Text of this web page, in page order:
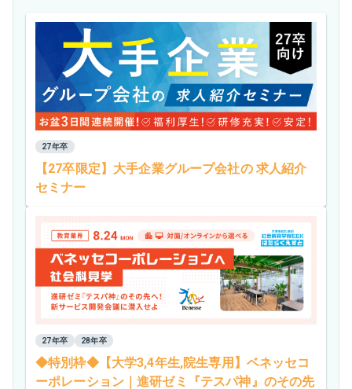
27年卒
【27卒限定】大手企業グループ会社の 求人紹介
セミナー
27年卒 28年卒
◆特別枠◆【大学3,4年生,院生専用】ベネッセコ
ーポレーション｜進研ゼミ『テスパ神』のその先